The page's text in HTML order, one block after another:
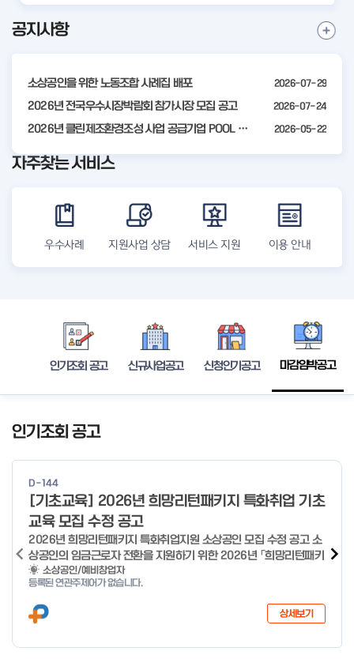
I
4
공지사항
소상공인을 위한 노동조합 사례집 배포 2026-07-29
2026년 전국우수시장박람회 참가시장 모집 공고 2026-07-24
2026년 클린제조환경조성 사업 공급기업 POOL 안내 2026-05-22
공
항
보
기
자주찾는 서비스
우수사례 지원사업 상담 서비스 지원 이용 안내
인기조회 공고 신규사업공고 신청인기공고 마감임박공고
인기조회 공고
D-144
[기초교육] 2026년 희망리턴패키지 특화취업 기초
교육 모집 수정 공고
2026년 희망리턴패키지 특화취업지원 소상공인 모집 수정 공고 소
상공인의 임금근로자 전환을 지원하기 위한 2026년 「희망리턴패키
지 특화취업지원」 사업을 다음과 같이 공고합니다. '26.6.2(화)은
익일인 6.3(수) 선거로 인해 서류검토가 불가함에 따라 기초교육
모집을 진행하지 않음을 안내드립니다. (6/3 모집 재개) □ 사업명:
희망리턴패키지 특화취업지원 □ 지원대상: 폐업(예정) 소상공인
경우 매주 일, 월, 화, 수, 목 신청·접수 가능 ** 기초교육 신청 가능
소상공인/예비창업자
등록된 연관주제어가 없습니다.
상세보기